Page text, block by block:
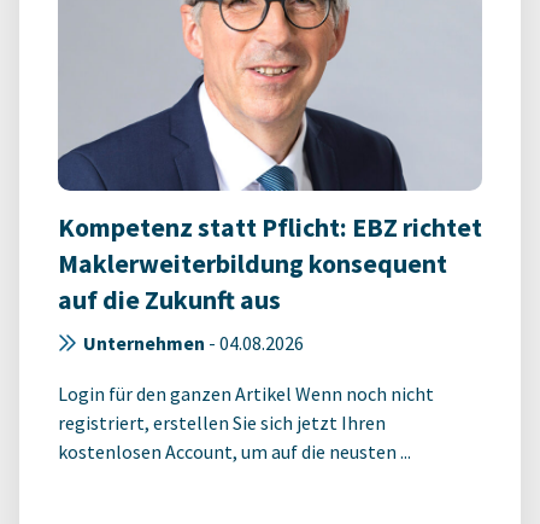
Kompetenz statt Pflicht: EBZ richtet
Maklerweiterbildung konsequent
auf die Zukunft aus
Unternehmen - 04.08.2026
Login für den ganzen Artikel Wenn noch nicht
registriert, erstellen Sie sich jetzt Ihren
kostenlosen Account, um auf die neusten ...